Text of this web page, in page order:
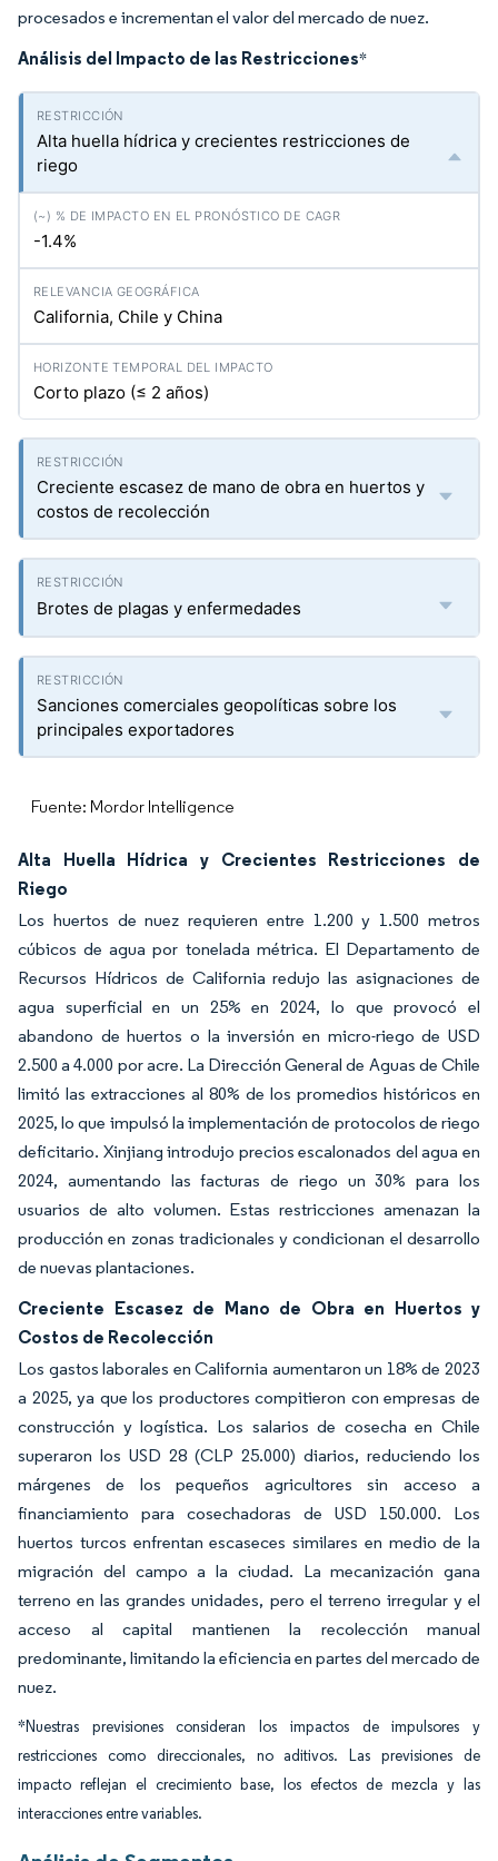
procesados e incrementan el valor del mercado de nuez.
Análisis del Impacto de las Restricciones*
Alta huella hídrica y crecientes restricciones de
riego
-1.4%
California, Chile y China
Corto plazo (≤ 2 años)
Creciente escasez de mano de obra en huertos y
costos de recolección
Brotes de plagas y enfermedades
Sanciones comerciales geopolíticas sobre los
principales exportadores
Fuente: Mordor Intelligence
Alta Huella Hídrica y Crecientes Restricciones de
Riego
Los huertos de nuez requieren entre 1.200 y 1.500 metros
cúbicos de agua por tonelada métrica. El Departamento de
Recursos Hídricos de California redujo las asignaciones de
agua superficial en un 25% en 2024, lo que provocó el
abandono de huertos o la inversión en micro-riego de USD
2.500 a 4.000 por acre. La Dirección General de Aguas de Chile
limitó las extracciones al 80% de los promedios históricos en
2025, lo que impulsó la implementación de protocolos de riego
deficitario. Xinjiang introdujo precios escalonados del agua en
2024, aumentando las facturas de riego un 30% para los
usuarios de alto volumen. Estas restricciones amenazan la
producción en zonas tradicionales y condicionan el desarrollo
de nuevas plantaciones.
Creciente Escasez de Mano de Obra en Huertos y
Costos de Recolección
Los gastos laborales en California aumentaron un 18% de 2023
a 2025, ya que los productores compitieron con empresas de
construcción y logística. Los salarios de cosecha en Chile
superaron los USD 28 (CLP 25.000) diarios, reduciendo los
márgenes de los pequeños agricultores sin acceso a
financiamiento para cosechadoras de USD 150.000. Los
huertos turcos enfrentan escaseces similares en medio de la
migración del campo a la ciudad. La mecanización gana
terreno en las grandes unidades, pero el terreno irregular y el
acceso al capital mantienen la recolección manual
predominante, limitando la eficiencia en partes del mercado de
nuez.
*Nuestras previsiones consideran los impactos de impulsores y
restricciones como direccionales, no aditivos. Las previsiones de
impacto reflejan el crecimiento base, los efectos de mezcla y las
interacciones entre variables.